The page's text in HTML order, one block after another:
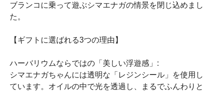
ブランコに乗って遊ぶシマエナガの情景を閉じ込めまし
た。
【ギフトに選ばれる3つの理由】
ハーバリウムならではの「美しい浮遊感」:
シマエナガちゃんには透明な「レジンシール」を使用し
ています。オイルの中で光を透過し、まるでふんわりと